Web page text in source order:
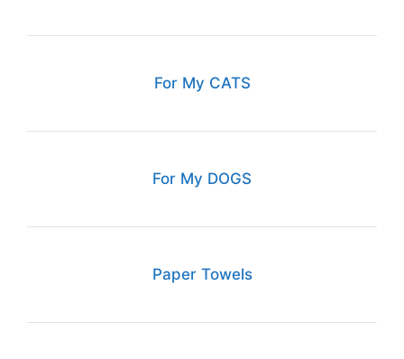
For My CATS
For My DOGS
Paper Towels